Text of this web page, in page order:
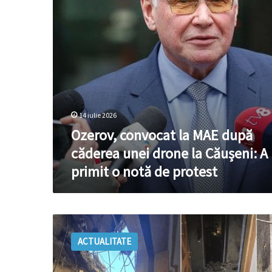
notă
protest14 iulie 2026
Ozerov, convocat la MAE după
căderea unei drone la Căușeni: A
primit o notă de protest
FOTO
//
Cum
arată
ACTUALITATE